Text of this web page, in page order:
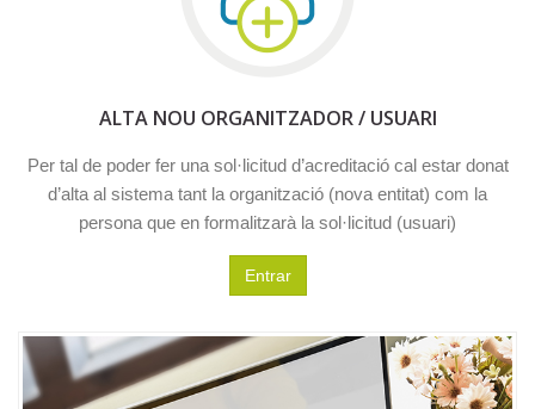
ALTA NOU ORGANITZADOR / USUARI
Per tal de poder fer una sol·licitud d’acreditació cal estar donat
d’alta al sistema tant la organització (nova entitat) com la
persona que en formalitzarà la sol·licitud (usuari)
Entrar